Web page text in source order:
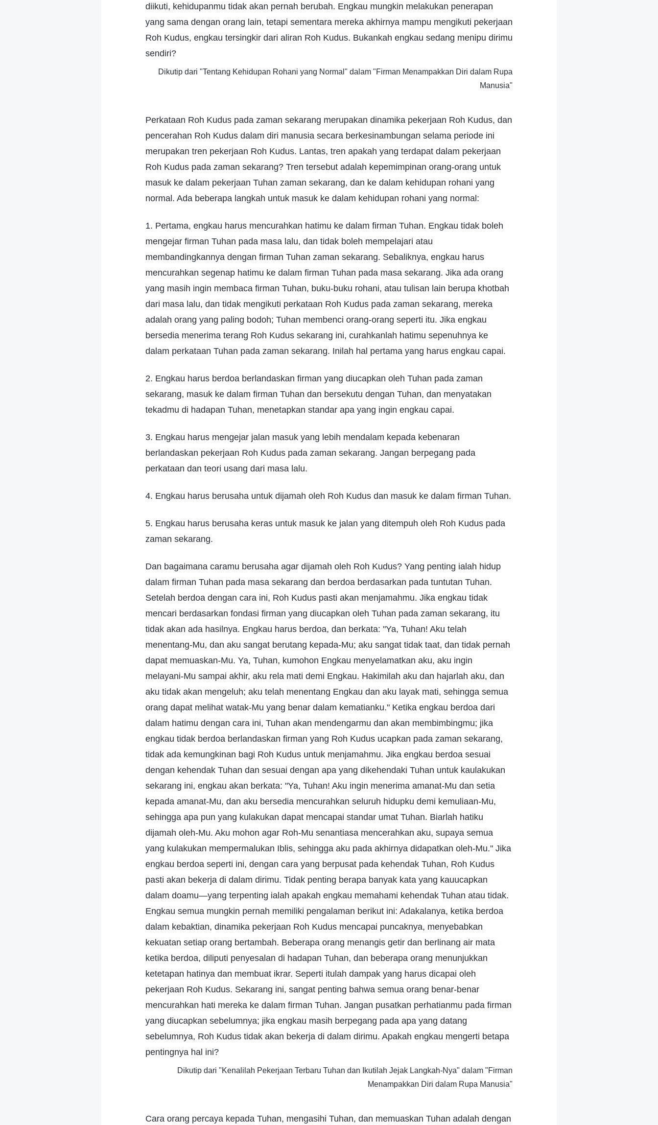
diikuti, kehidupanmu tidak akan pernah berubah. Engkau mungkin melakukan penerapan
yang sama dengan orang lain, tetapi sementara mereka akhirnya mampu mengikuti pekerjaan
Roh Kudus, engkau tersingkir dari aliran Roh Kudus. Bukankah engkau sedang menipu dirimu
sendiri?
Dikutip dari "Tentang Kehidupan Rohani yang Normal" dalam "Firman Menampakkan Diri dalam Rupa
Manusia"
Perkataan Roh Kudus pada zaman sekarang merupakan dinamika pekerjaan Roh Kudus, dan
pencerahan Roh Kudus dalam diri manusia secara berkesinambungan selama periode ini
merupakan tren pekerjaan Roh Kudus. Lantas, tren apakah yang terdapat dalam pekerjaan
Roh Kudus pada zaman sekarang? Tren tersebut adalah kepemimpinan orang-orang untuk
masuk ke dalam pekerjaan Tuhan zaman sekarang, dan ke dalam kehidupan rohani yang
normal. Ada beberapa langkah untuk masuk ke dalam kehidupan rohani yang normal:
1. Pertama, engkau harus mencurahkan hatimu ke dalam firman Tuhan. Engkau tidak boleh
mengejar firman Tuhan pada masa lalu, dan tidak boleh mempelajari atau
membandingkannya dengan firman Tuhan zaman sekarang. Sebaliknya, engkau harus
mencurahkan segenap hatimu ke dalam firman Tuhan pada masa sekarang. Jika ada orang
yang masih ingin membaca firman Tuhan, buku-buku rohani, atau tulisan lain berupa khotbah
dari masa lalu, dan tidak mengikuti perkataan Roh Kudus pada zaman sekarang, mereka
adalah orang yang paling bodoh; Tuhan membenci orang-orang seperti itu. Jika engkau
bersedia menerima terang Roh Kudus sekarang ini, curahkanlah hatimu sepenuhnya ke
dalam perkataan Tuhan pada zaman sekarang. Inilah hal pertama yang harus engkau capai.
2. Engkau harus berdoa berlandaskan firman yang diucapkan oleh Tuhan pada zaman
sekarang, masuk ke dalam firman Tuhan dan bersekutu dengan Tuhan, dan menyatakan
tekadmu di hadapan Tuhan, menetapkan standar apa yang ingin engkau capai.
3. Engkau harus mengejar jalan masuk yang lebih mendalam kepada kebenaran
berlandaskan pekerjaan Roh Kudus pada zaman sekarang. Jangan berpegang pada
perkataan dan teori usang dari masa lalu.
4. Engkau harus berusaha untuk dijamah oleh Roh Kudus dan masuk ke dalam firman Tuhan.
5. Engkau harus berusaha keras untuk masuk ke jalan yang ditempuh oleh Roh Kudus pada
zaman sekarang.
Dan bagaimana caramu berusaha agar dijamah oleh Roh Kudus? Yang penting ialah hidup
dalam firman Tuhan pada masa sekarang dan berdoa berdasarkan pada tuntutan Tuhan.
Setelah berdoa dengan cara ini, Roh Kudus pasti akan menjamahmu. Jika engkau tidak
mencari berdasarkan fondasi firman yang diucapkan oleh Tuhan pada zaman sekarang, itu
tidak akan ada hasilnya. Engkau harus berdoa, dan berkata: "Ya, Tuhan! Aku telah
menentang-Mu, dan aku sangat berutang kepada-Mu; aku sangat tidak taat, dan tidak pernah
dapat memuaskan-Mu. Ya, Tuhan, kumohon Engkau menyelamatkan aku, aku ingin
melayani-Mu sampai akhir, aku rela mati demi Engkau. Hakimilah aku dan hajarlah aku, dan
aku tidak akan mengeluh; aku telah menentang Engkau dan aku layak mati, sehingga semua
orang dapat melihat watak-Mu yang benar dalam kematianku." Ketika engkau berdoa dari
dalam hatimu dengan cara ini, Tuhan akan mendengarmu dan akan membimbingmu; jika
engkau tidak berdoa berlandaskan firman yang Roh Kudus ucapkan pada zaman sekarang,
tidak ada kemungkinan bagi Roh Kudus untuk menjamahmu. Jika engkau berdoa sesuai
dengan kehendak Tuhan dan sesuai dengan apa yang dikehendaki Tuhan untuk kaulakukan
sekarang ini, engkau akan berkata: "Ya, Tuhan! Aku ingin menerima amanat-Mu dan setia
kepada amanat-Mu, dan aku bersedia mencurahkan seluruh hidupku demi kemuliaan-Mu,
sehingga apa pun yang kulakukan dapat mencapai standar umat Tuhan. Biarlah hatiku
dijamah oleh-Mu. Aku mohon agar Roh-Mu senantiasa mencerahkan aku, supaya semua
yang kulakukan mempermalukan Iblis, sehingga aku pada akhirnya didapatkan oleh-Mu." Jika
engkau berdoa seperti ini, dengan cara yang berpusat pada kehendak Tuhan, Roh Kudus
pasti akan bekerja di dalam dirimu. Tidak penting berapa banyak kata yang kauucapkan
dalam doamu—yang terpenting ialah apakah engkau memahami kehendak Tuhan atau tidak.
Engkau semua mungkin pernah memiliki pengalaman berikut ini: Adakalanya, ketika berdoa
dalam kebaktian, dinamika pekerjaan Roh Kudus mencapai puncaknya, menyebabkan
kekuatan setiap orang bertambah. Beberapa orang menangis getir dan berlinang air mata
ketika berdoa, diliputi penyesalan di hadapan Tuhan, dan beberapa orang menunjukkan
ketetapan hatinya dan membuat ikrar. Seperti itulah dampak yang harus dicapai oleh
pekerjaan Roh Kudus. Sekarang ini, sangat penting bahwa semua orang benar-benar
mencurahkan hati mereka ke dalam firman Tuhan. Jangan pusatkan perhatianmu pada firman
yang diucapkan sebelumnya; jika engkau masih berpegang pada apa yang datang
sebelumnya, Roh Kudus tidak akan bekerja di dalam dirimu. Apakah engkau mengerti betapa
pentingnya hal ini?
Dikutip dari "Kenalilah Pekerjaan Terbaru Tuhan dan Ikutilah Jejak Langkah-Nya" dalam "Firman
Menampakkan Diri dalam Rupa Manusia"
Cara orang percaya kepada Tuhan, mengasihi Tuhan, dan memuaskan Tuhan adalah dengan